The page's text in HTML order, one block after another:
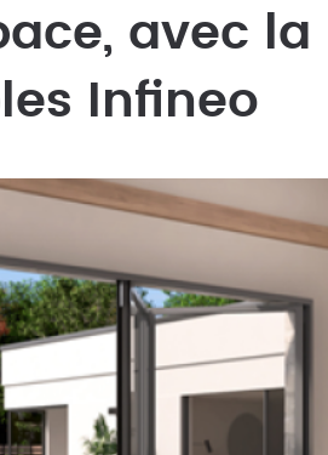
Périphériques
NOVAE
avec
Infineo